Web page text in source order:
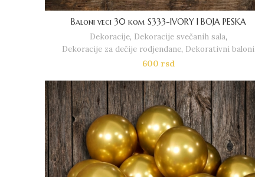
Baloni veci 30 kom S333-IVORY I BOJA PESKA
Dekoracije, Dekoracije svečanih sala,
Dekoracije za dečije rodjendane, Dekorativni baloni
600 rsd